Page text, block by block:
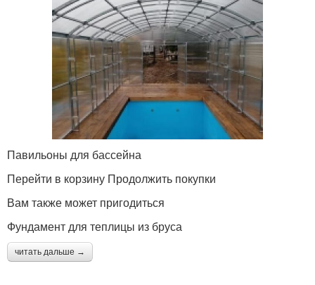
Павильоны для бассейна
Перейти в корзину Продолжить покупки
Вам также может пригодиться
Фундамент для теплицы из бруса
читать дальше →